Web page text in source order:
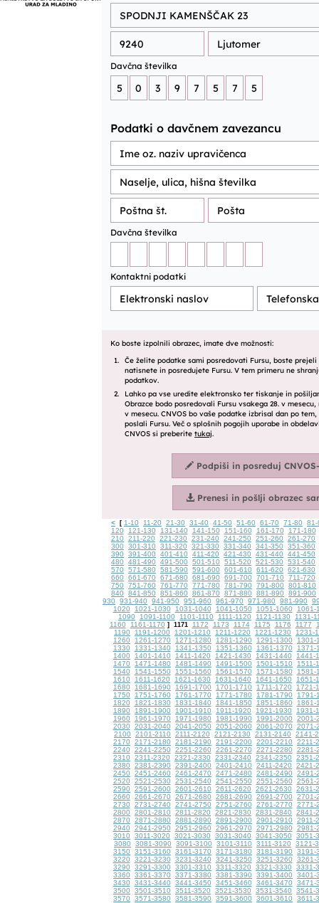
< [ 1-10 11-20 21-30 31-40 41-50 51-60 61-70 71-80
81-
120
121-130 131-140 141-150 151-160 161-170
171-180
210
211-220 221-230 231-240 241-250 251-260
261-270
300
301-310 311-320 321-330 331-340 341-350
351-360
390
391-400 401-410 411-420 421-430 431-440
441-450
480
481-490 491-500 501-510 511-520 521-530
531-540
570
571-580 581-590 591-600 601-610 611-620
621-630
660
661-670 671-680 681-690 691-700 701-710
711-720
750
751-760 761-770 771-780 781-790 791-800
801-810
840
841-850 851-860 861-870 871-880 881-890
891-900
930
931-940 941-950 951-960 961-970 971-980 981-990
1020
1021-1030 1031-1040 1041-1050 1051-1060
1061-
1090
1091-1100 1101-1110 1111-1120 1121-1130
1131-
1160
1161-1170 ] 1171 1172 1173 1174 1175 1176 1177
1190
1191-1200 1201-1210 1211-1220 1221-1230
1231-
1260
1261-1270 1271-1280 1281-1290 1291-1300
1301-
1330
1331-1340 1341-1350 1351-1360 1361-1370
1371-
1400
1401-1410 1411-1420 1421-1430 1431-1440
1441-
1470
1471-1480 1481-1490 1491-1500 1501-1510
1511-
1540
1541-1550 1551-1560 1561-1570 1571-1580
1581-
1610
1611-1620 1621-1630 1631-1640 1641-1650
1651-
1680
1681-1690 1691-1700 1701-1710 1711-1720
1721-
1750
1751-1760 1761-1770 1771-1780 1781-1790
1791-
1820
1821-1830 1831-1840 1841-1850 1851-1860
1861-
1890
1891-1900 1901-1910 1911-1920 1921-1930
1931-
1960
1961-1970 1971-1980 1981-1990 1991-2000
2001-
2030
2031-2040 2041-2050 2051-2060 2061-2070
2071-
2100
2101-2110 2111-2120 2121-2130 2131-2140
2141-
2170
2171-2180 2181-2190 2191-2200 2201-2210
2211-
2240
2241-2250 2251-2260 2261-2270 2271-2280
2281-
2310
2311-2320 2321-2330 2331-2340 2341-2350
2351-
2380
2381-2390 2391-2400 2401-2410 2411-2420
2421-
2450
2451-2460 2461-2470 2471-2480 2481-2490
2491-
2520
2521-2530 2531-2540 2541-2550 2551-2560
2561-
2590
2591-2600 2601-2610 2611-2620 2621-2630
2631-
2660
2661-2670 2671-2680 2681-2690 2691-2700
2701-
2730
2731-2740 2741-2750 2751-2760 2761-2770
2771-
2800
2801-2810 2811-2820 2821-2830 2831-2840
2841-
2870
2871-2880 2881-2890 2891-2900 2901-2910
2911-
2940
2941-2950 2951-2960 2961-2970 2971-2980
2981-
3010
3011-3020 3021-3030 3031-3040 3041-3050
3051-
3080
3081-3090 3091-3100 3101-3110 3111-3120
3121-
3150
3151-3160 3161-3170 3171-3180 3181-3190
3191-
3220
3221-3230 3231-3240 3241-3250 3251-3260
3261-
3290
3291-3300 3301-3310 3311-3320 3321-3330
3331-
3360
3361-3370 3371-3380 3381-3390 3391-3400
3401-
3430
3431-3440 3441-3450 3451-3460 3461-3470
3471-
3500
3501-3510 3511-3520 3521-3530 3531-3540
3541-
3570
3571-3580 3581-3590 3591-3600 3601-3610
3611-